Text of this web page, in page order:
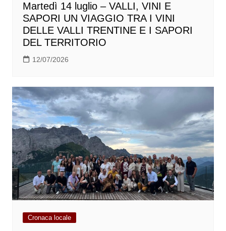
Martedì 14 luglio – VALLI, VINI E
SAPORI UN VIAGGIO TRA I VINI
DELLE VALLI TRENTINE E I SAPORI
DEL TERRITORIO
12/07/2026
Cronaca locale